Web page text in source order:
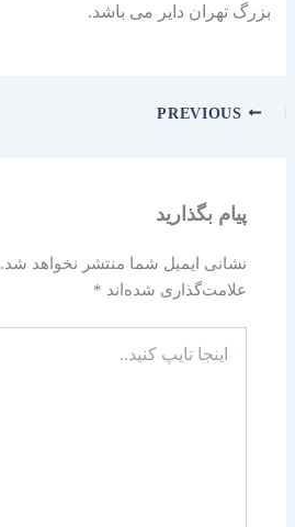
بزرگ تهران دایر می باشد.
پیام بگذارید
نشانی ایمیل شما منتشر نخواهد شد.
علامت‌گذاری شده‌اند *
تایپ